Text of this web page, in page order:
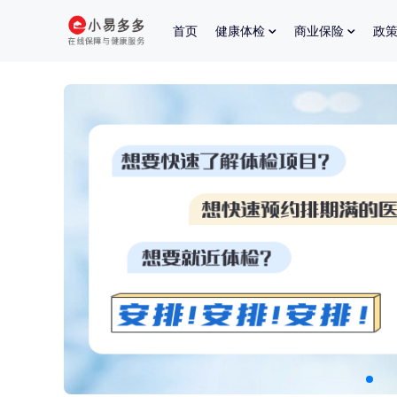
首页 健康体检 商业保险 政